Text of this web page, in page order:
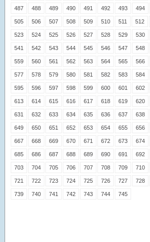
487 488 489 490 491 492 493 494
505 506 507 508 509 510 511 512
523 524 525 526 527 528 529 530
541 542 543 544 545 546 547 548
559 560 561 562 563 564 565 566
577 578 579 580 581 582 583 584
595 596 597 598 599 600 601 602
613 614 615 616 617 618 619 620
631 632 633 634 635 636 637 638
649 650 651 652 653 654 655 656
667 668 669 670 671 672 673 674
685 686 687 688 689 690 691 692
703 704 705 706 707 708 709 710
721 722 723 724 725 726 727 728
739 740 741 742 743 744 745